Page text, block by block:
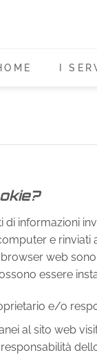
I
di informazioni
e rinviati
web
essere
e/o
al sito web